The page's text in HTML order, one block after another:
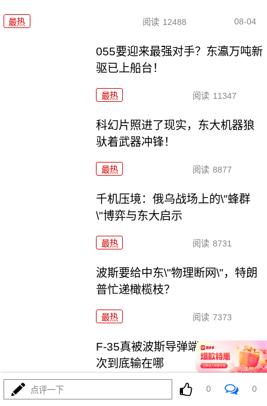
最热 阅读 12488 08-04
055要迎来最强对手？东瀛万吨新
驱已上船台！
最热 阅读 11347
科幻片照进了现实，东大机器狼
驮着武器冲锋！
最热 阅读 8877
千机压境：俄乌战场上的\"蜂群
\"博弈与东大启示
最热 阅读 8731
波斯要给中东\"物理断网\"，特朗
普忙递橄榄枝？
最热 阅读 7373
F-35真被波斯导弹端了！美军这
次到底输在哪
阅读 7159
点评一下 0 0